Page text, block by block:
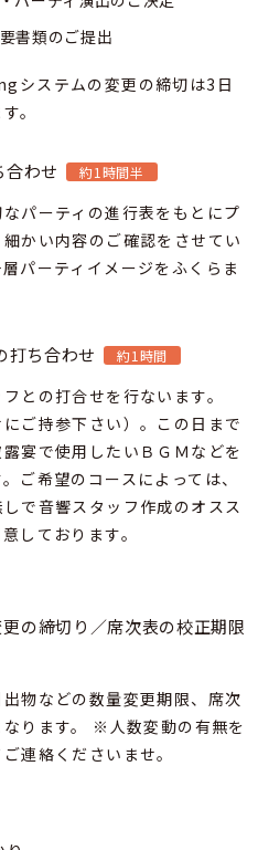
書類のご提出
ステムの変更の締切は3日
。
合わせ 約1時間半
パーティの進行表をもとにプ
かい内容のご確認をさせてい
パーティイメージをふくらま
打ち合わせ 約1時間
との打合せを行ないます。
にご持参下さい）。この日まで
宴で使用したいＢＧＭなどを
ご希望のコースによっては、
で音響スタッフ作成のオスス
しております。
更の締切り／席次表の校正期限
物などの数量変更期限、席次
ります。 ※人数変動の有無を
連絡くださいませ。